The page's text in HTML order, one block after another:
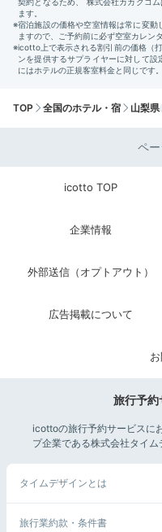
TOP 全国のホテル・宿 山梨県
ペ
icotto TOP
企業情報
外部送信（オプトアウト）
広告掲載について
旅行予約
icottoの旅行予約サービスに
プ企業である株式会社タイム
タイムデザインとは
旅行業約款・条件書